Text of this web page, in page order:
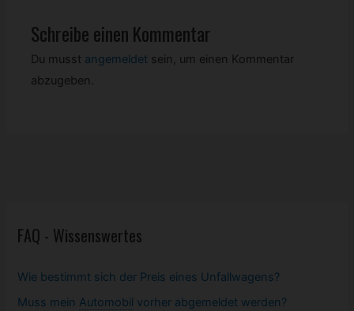
Schreibe einen Kommentar
Du musst angemeldet sein, um einen Kommentar
abzugeben.
FAQ - Wissenswertes
Wie bestimmt sich der Preis eines Unfallwagens?
Muss mein Automobil vorher abgemeldet werden?